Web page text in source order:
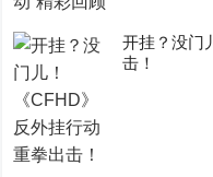
开挂？没门
击！